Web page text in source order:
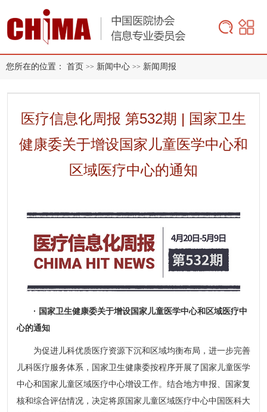
您所在的位置： 首页 >> 新闻中心 >> 新闻周报
医疗信息化周报 第532期 | 国家卫生
健康委关于增设国家儿童医学中心和
区域医疗中心的通知
· 国家卫生健康委关于增设国家儿童医学中心和区域医疗中
心的通知
为促进儿科优质医疗资源下沉和区域均衡布局，进一步完善
儿科医疗服务体系，国家卫生健康委按程序开展了国家儿童医学
中心和国家儿童区域医疗中心增设工作。结合地方申报、国家复
核和综合评估情况，决定将原国家儿童区域医疗中心中国医科大